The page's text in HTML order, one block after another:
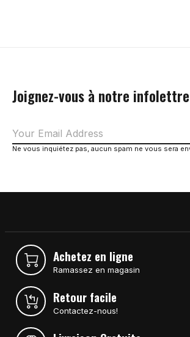
Joignez-vous à notre infolettre
Ne vous inquiétez pas, aucun spam ne vous sera
Achetez en ligne
Ramassez en magasin
Retour facile
Contactez-nous!